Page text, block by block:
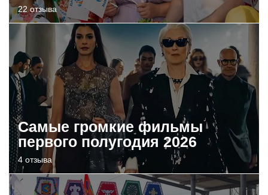
22 отзыва
Самые громкие фильмы
первого полугодия 2026
4 отзыва